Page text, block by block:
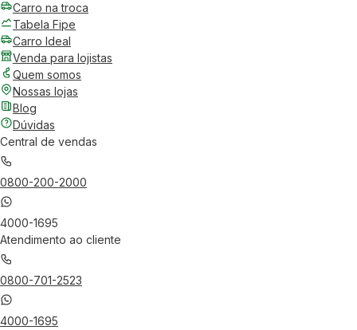
Carro na troca
Tabela Fipe
Carro Ideal
Venda para lojistas
Quem somos
Nossas lojas
Blog
Dúvidas
Central de vendas
0800-200-2000
4000-1695
Atendimento ao cliente
0800-701-2523
4000-1695